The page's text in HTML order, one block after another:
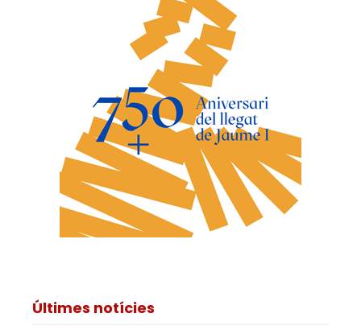
Últimes notícies